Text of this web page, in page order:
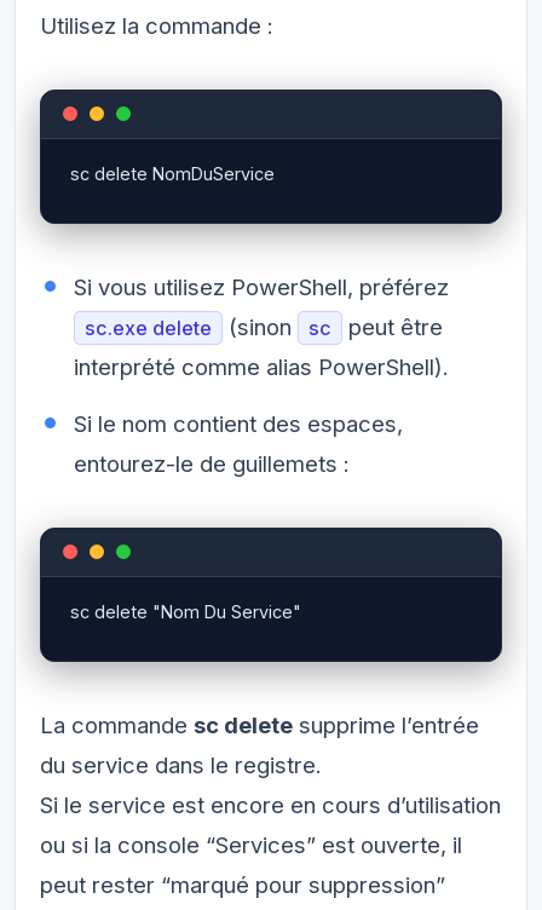
Utilisez la commande :
Si vous utilisez PowerShell, préférez
sc.exe delete (sinon sc
peut être
interprété comme alias PowerShell).
Si le nom contient des espaces,
entourez-le de guillemets :
La commande sc delete supprime l’entrée
du service dans le registre.
Si le service est encore en cours d’utilisation
ou si la console “Services” est ouverte, il
peut rester “marqué pour suppression”